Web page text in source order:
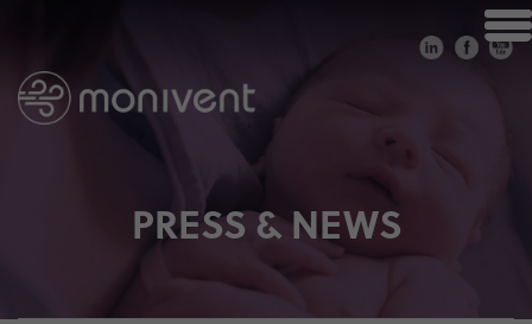
PRESS & NEWS